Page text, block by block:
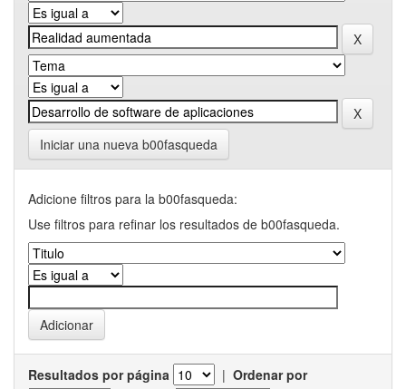
Iniciar una nueva b00fasqueda
Adicione filtros para la b00fasqueda:
Use filtros para refinar los resultados de b00fasqueda.
Resultados por página | Ordenar por